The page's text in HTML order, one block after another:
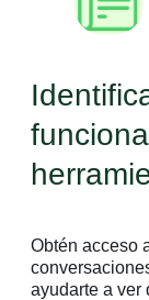
Obtén acceso
ayudarte a ver